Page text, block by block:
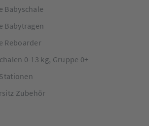
Babyschale
Babytragen
Reboarder
0-13 kg, Gruppe 0+
Zubehör